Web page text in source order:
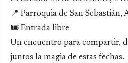
📍 Parroquia de San Sebastián,
🎟️ Entrada libre
Un encuentro para compartir,
juntos la magia de estas fechas.